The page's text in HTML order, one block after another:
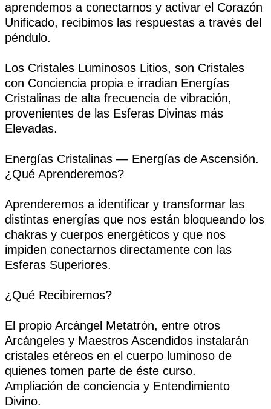
aprendemos a conectarnos y activar el Corazón
Unificado, recibimos las respuestas a través del
péndulo.
Los Cristales Luminosos Litios, son Cristales
con Conciencia propia e irradian Energías
Cristalinas de alta frecuencia de vibración,
provenientes de las Esferas Divinas más
Elevadas.
Energías Cristalinas — Energías de Ascensión.
¿Qué Aprenderemos?
Aprenderemos a identificar y transformar las
distintas energías que nos están bloqueando los
chakras y cuerpos energéticos y que nos
impiden conectarnos directamente con las
Esferas Superiores.
¿Qué Recibiremos?
El propio Arcángel Metatrón, entre otros
Arcángeles y Maestros Ascendidos instalarán
cristales etéreos en el cuerpo luminoso de
quienes tomen parte de éste curso.
Ampliación de conciencia y Entendimiento
Divino.